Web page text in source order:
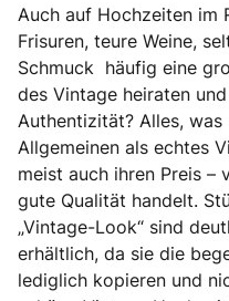
Auch auf Hochzeiten im
Frisuren, teure Weine,
Schmuck häufig eine
des Vintage heiraten
Authentizität? Alles,
Allgemeinen als echtes
meist auch ihren Preis –
gute Qualität handelt.
„Vintage-Look“ sind
erhältlich, da sie die
lediglich kopieren und